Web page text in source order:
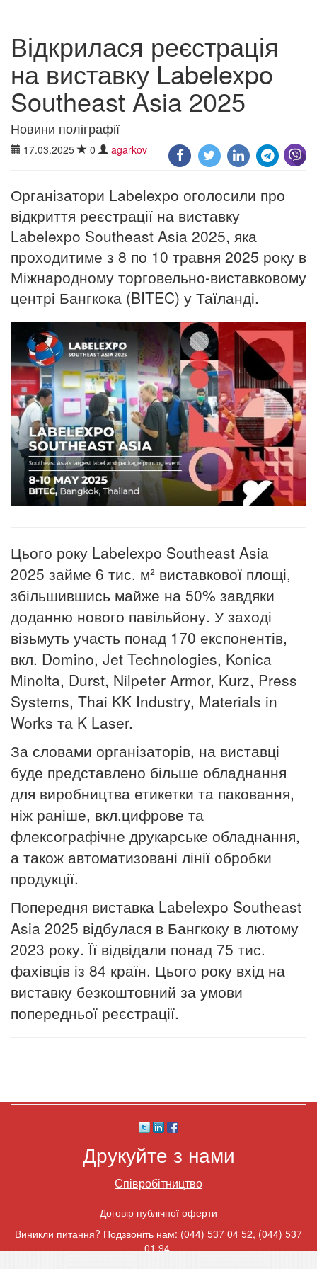
Відкрилася реєстрація
на виставку Labelexpo
Southeast Asia 2025
Новини поліграфії
17.03.2025 0 agarkov
Організатори Labelexpo оголосили про
відкриття реєстрації на виставку
Labelexpo Southeast Asia 2025, яка
проходитиме з 8 по 10 травня 2025 року в
Міжнародному торговельно-виставковому
центрі Бангкока (BITEC) у Таїланді.
Цього року Labelexpo Southeast Asia
2025 займе 6 тис. м² виставкової площі,
збільшившись майже на 50% завдяки
доданню нового павільйону. У заході
візьмуть участь понад 170 експонентів,
вкл. Domino, Jet Technologies, Konica
Minolta, Durst, Nilpeter Armor, Kurz, Press
Systems, Thai KK Industry, Materials in
Works та K Laser.
За словами організаторів, на виставці
буде представлено більше обладнання
для виробництва етикетки та паковання,
ніж раніше, вкл.цифрове та
флексографічне друкарське обладнання,
а також автоматизовані лінії обробки
продукції.
Попередня виставка Labelexpo Southeast
Asia 2025 відбулася в Бангкоку в лютому
2023 року. Її відвідали понад 75 тис.
фахівців із 84 країн. Цього року вхід на
виставку безкоштовний за умови
попередньої реєстрації.
Друкуйте з нами
Співробітництво
Договір публічної оферти
Виникли питання? Подзвоніть нам: (044) 537 04 52, (044) 537
01 94.